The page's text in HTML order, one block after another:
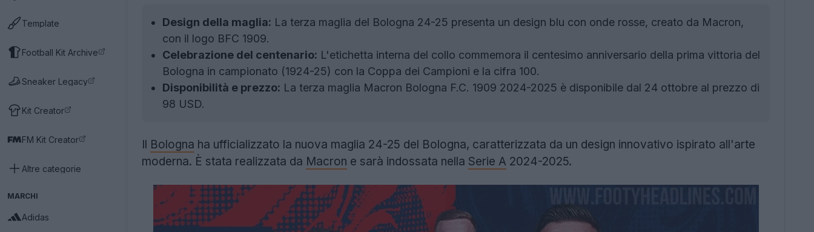
Template
Football Kit Archive
Sneaker Legacy
Kit Creator
FM Kit Creator
Altre categorie
MARCHI
Adidas
Design della maglia: La terza maglia del Bologna 24-25 presenta un design blu con onde rosse, creato da Macron,
con il logo BFC 1909.
Celebrazione del centenario: L'etichetta interna del collo commemora il centesimo anniversario della prima vittoria del
Bologna in campionato (1924-25) con la Coppa dei Campioni e la cifra 100.
Disponibilità e prezzo: La terza maglia Macron Bologna F.C. 1909 2024-2025 è disponibile dal 24 ottobre al prezzo di
98 USD.
Il Bologna ha ufficializzato la nuova maglia 24-25 del Bologna, caratterizzata da un design innovativo ispirato all'arte
moderna. È stata realizzata da Macron e sarà indossata nella Serie A 2024-2025.